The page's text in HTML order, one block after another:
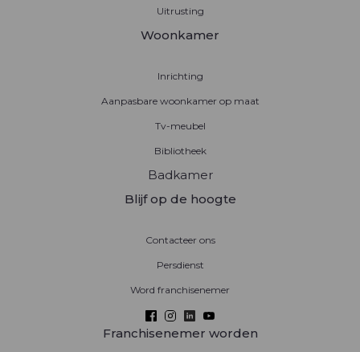
Uitrusting
Woonkamer
Inrichting
Aanpasbare woonkamer op maat
Tv-meubel
Bibliotheek
Badkamer
Blijf op de hoogte
Contacteer ons
Persdienst
Word franchisenemer
Franchisenemer worden